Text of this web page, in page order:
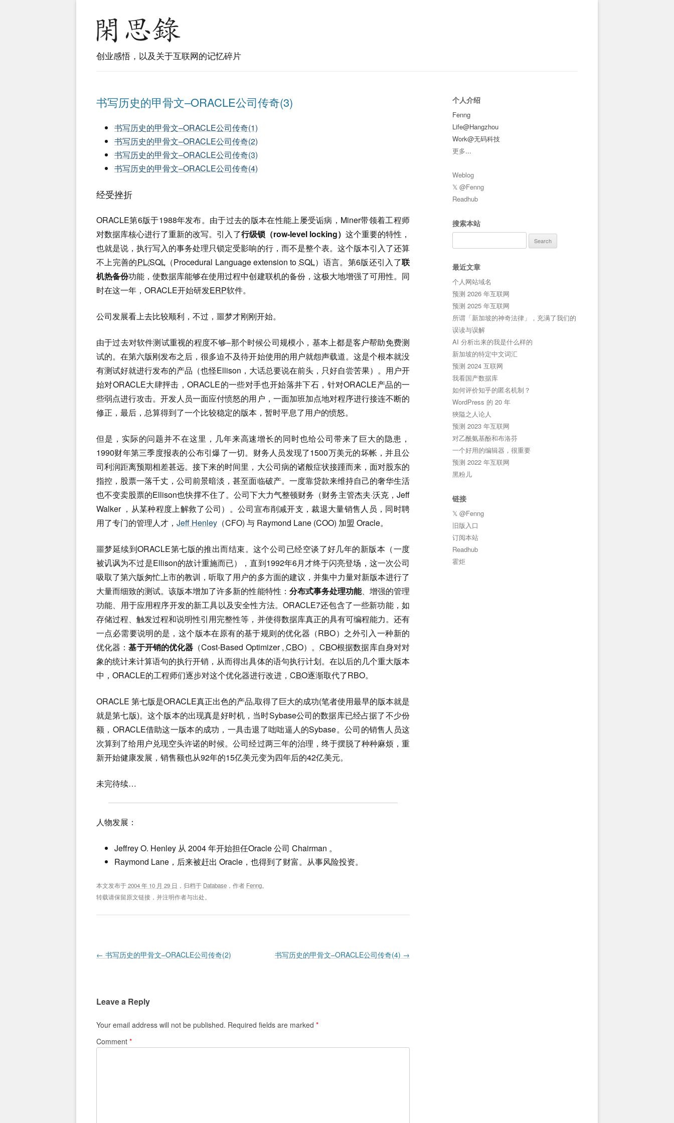
创业感悟，以及关于互联网的记忆碎片
书写历史的甲骨文–ORACLE公司传奇(3)
书写历史的甲骨文–ORACLE公司传奇(1)
书写历史的甲骨文–ORACLE公司传奇(2)
书写历史的甲骨文–ORACLE公司传奇(3)
书写历史的甲骨文–ORACLE公司传奇(4)
经受挫折
ORACLE第6版于1988年发布。由于过去的版本在性能上屡受诟病，Miner带领着工程师
对数据库核心进行了重新的改写。引入了行级锁（row-level locking） 这个重要的特性，
也就是说，执行写入的事务处理只锁定受影响的行，而不是整个表。这个版本引入了还算
不上完善的PL/SQL（Procedural Language extension to SQL）语言。第6版还引入了联
机热备份功能，使数据库能够在使用过程中创建联机的备份，这极大地增强了可用性。同
时在这一年，ORACLE开始研发ERP软件。
公司发展看上去比较顺利，不过，噩梦才刚刚开始。
由于过去对软件测试重视的程度不够–那个时候公司规模小，基本上都是客户帮助免费测
试的。在第六版刚发布之后，很多迫不及待开始使用的用户就怨声载道。这是个根本就没
有测试好就进行发布的产品（也怪Ellison，大话总要说在前头，只好自尝苦果）。用户开
始对ORACLE大肆抨击，ORACLE的一些对手也开始落井下石，针对ORACLE产品的一
些弱点进行攻击。开发人员一面应付愤怒的用户，一面加班加点地对程序进行接连不断的
修正，最后，总算得到了一个比较稳定的版本，暂时平息了用户的愤怒。
但是，实际的问题并不在这里，几年来高速增长的同时也给公司带来了巨大的隐患，
1990财年第三季度报表的公布引爆了一切。财务人员发现了1500万美元的坏帐，并且公
司利润距离预期相差甚远。接下来的时间里，大公司病的诸般症状接踵而来，面对股东的
指控，股票一落千丈，公司前景暗淡，甚至面临破产。一度靠贷款来维持自己的奢华生活
也不变卖股票的Ellison也快撑不住了。公司下大力气整顿财务（财务主管杰夫·沃克，Jeff
Walker ，从某种程度上解救了公司）。公司宣布削减开支，裁退大量销售人员，同时聘
用了专门的管理人才， Jeff Henley （CFO) 与 Raymond Lane (COO) 加盟 Oracle。
噩梦延续到ORACLE第七版的推出而结束。这个公司已经空谈了好几年的新版本（一度
被讥讽为不过是Ellison的故计重施而已），直到1992年6月才终于闪亮登场，这一次公司
吸取了第六版匆忙上市的教训，听取了用户的多方面的建议，并集中力量对新版本进行了
大量而细致的测试。该版本增加了许多新的性能特性： 分布式事务处理功能、增强的管理
功能、用于应用程序开发的新工具以及安全性方法。ORACLE7还包含了一些新功能，如
存储过程、触发过程和说明性引用完整性等，并使得数据库真正的具有可编程能力。还有
一点必需要说明的是，这个版本在原有的基于规则的优化器（RBO）之外引入一种新的
优化器：基于开销的优化器 （Cost-Based Optimizer , CBO）。CBO根据数据库自身对对
象的统计来计算语句的执行开销，从而得出具体的语句执行计划。在以后的几个重大版本
中，ORACLE的工程师们逐步对这个优化器进行改进， CBO逐渐取代了RBO。
ORACLE 第七版是ORACLE真正出色的产品,取得了巨大的成功(笔者使用最早的版本就是
就是第七版)。这个版本的出现真是好时机，当时Sybase公司的数据库已经占据了不少份
额，ORACLE借助这一版本的成功，一具击退了咄咄逼人的Sybase。公司的销售人员这
次算到了给用户兑现空头许诺的时候。公司经过两三年的治理，终于摆脱了种种麻烦，重
新开始健康发展，销售额也从92年的15亿美元变为四年后的42亿美元。
未完待续…
人物发展：
Jeffrey O. Henley 从 2004 年开始担任Oracle 公司 Chairman 。
Raymond Lane，后来被赶出 Oracle，也得到了财富。从事风险投资。
本文发布于2004 年 10 月 29 日 ，归档于 Database ，作者 Fenng。
转载请保留原文链接，并注明作者与出处。
Post navigation
← 书写历史的甲骨文–ORACLE公司传奇(2) 书写历史的甲骨文–ORACLE公司传奇(4) →
Leave a Reply
Your email address will not be published. Required fields are marked *
Comment *
个人介绍
Fenng
Life@Hangzhou
Work@无码科技
更多...
Weblog
𝕏 @Fenng
Readhub
搜索本站
for:
最近文章
个人网站域名
预测 2026 年互联网
预测 2025 年互联网
所谓「新加坡的神奇法律」，充满了我们的
误读与误解
AI 分析出来的我是什么样的
新加坡的特定中文词汇
预测 2024 互联网
我看国产数据库
如何评价知乎的匿名机制？
WordPress 的 20 年
狹隘之人论人
预测 2023 年互联网
对乙酰氨基酚和布洛芬
一个好用的编辑器，很重要
预测 2022 年互联网
黑粉儿
链接
𝕏 @Fenng
旧版入口
订阅本站
Readhub
霍炬